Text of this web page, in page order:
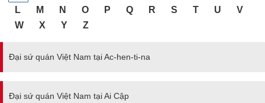
L
M N O P Q R S T U
V
W
X Y Z
Đại sứ quán Việt Nam tại Ac-hen-ti-na
Đại sứ quán Việt Nam tại Ai Cập